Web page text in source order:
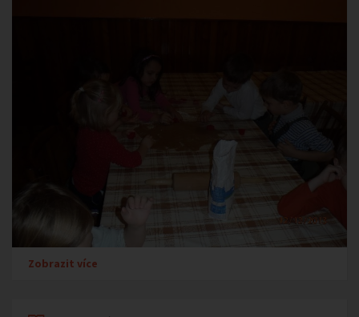
Zobrazit více